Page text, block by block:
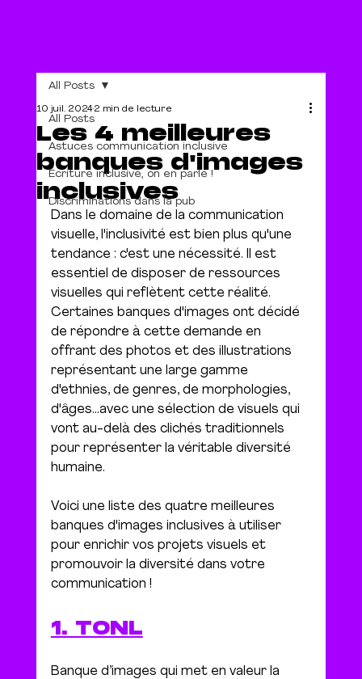
All Posts
Astuces communication inclusive
Écriture inclusive, on en parle !
Discriminations dans la pub
All Posts
Les 4 meilleures
banques d'images
inclusives
10 juil. 20242 min de lecture
Dans le domaine de la communication
visuelle, l'inclusivité est bien plus qu'une
tendance : c'est une nécessité.
Il est
essentiel de disposer de ressources
visuelles qui reflètent cette réalité.
Certaines banques d'images ont décidé
de répondre à cette demande en
offrant des photos et des illustrations
représentant une large gamme
d'ethnies, de genres, de morphologies,
d'âges...avec une sélection de visuels qui
vont au-delà des clichés traditionnels
pour représenter la véritable diversité
humaine.
Voici une liste des quatre meilleures
banques d'images inclusives à utiliser
pour enrichir vos projets visuels et
promouvoir la diversité dans votre
communication !
1. TONL
Banque d’images qui met en valeur la